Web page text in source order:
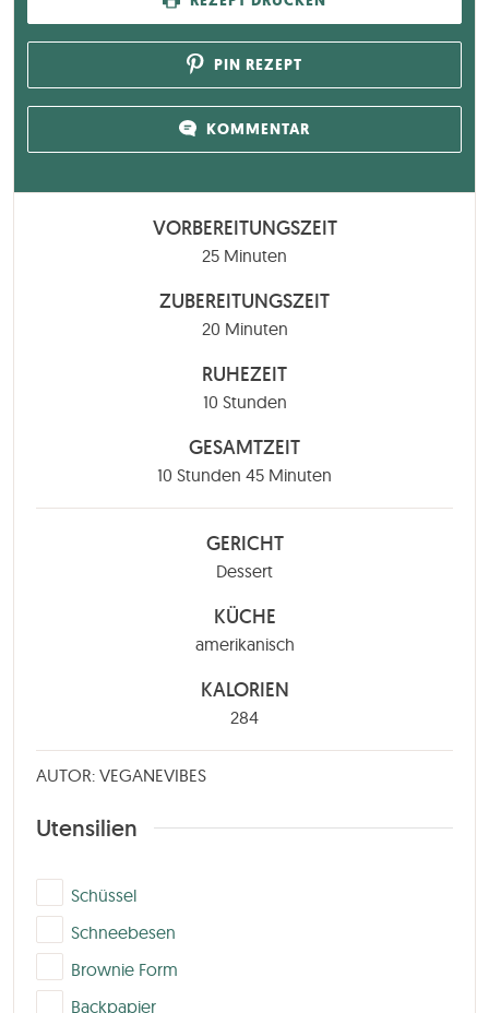
PIN REZEPT
KOMMENTAR
VORBEREITUNGSZEIT
25Minuten
Minuten
ZUBEREITUNGSZEIT
20Minuten
Minuten
RUHEZEIT
10Stunden
Stunden
GESAMTZEIT
10 Stunden
Stunden 45Minuten
Minuten
GERICHT
Dessert
KÜCHE
amerikanisch
KALORIEN
284
AUTOR: VEGANEVIBES
Utensilien
▢
Schüssel
▢
Schneebesen
▢
Brownie Form
▢
Backpapier